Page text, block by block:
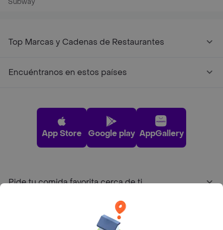
Top Marcas y Cadenas de Restaurantes
Encuéntranos en estos países
App Store Google play AppGallery
Pide tu comida favorita cerca de ti